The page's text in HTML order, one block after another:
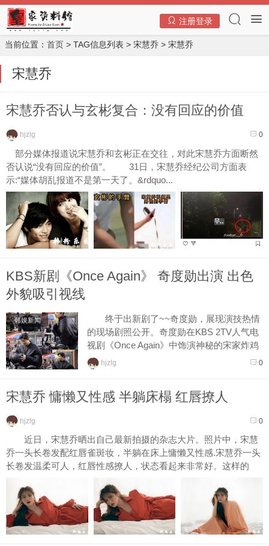
注册登录
当前位置： 首页 > TAG信息列表 > 宋慧乔 > 宋慧乔
宋慧乔
宋慧乔否认与玄彬复合：没有回应的价值
0
hjzlg
部分媒体报道说宋慧乔和玄彬正在交往，对此宋慧乔方面断然
否认说“没有回应的价值”。 31日，宋慧乔经纪公司方面表
示:“媒体胡乱报道不是第一天了。&rdquo...
KBS新剧《Once Again》 奇度勋出演 出色
外貌吸引视线
韩娱新闻
终于出新剧了~~奇度勋，展现演技热情
的现场剧照公开。奇度勋在KBS 2TV人气电
视剧《Once Again》中饰演神秘的宋家炸鸡
店打工仔“朴孝新”(音译)，展现了演技热情... 0
hjzlg
宋慧乔 慵懒又性感 半躺床榻 红唇撩人
0
hjzlg
近日，宋慧乔晒出自己最新拍摄的杂志大片。照片中，宋慧
乔一头长卷发配红唇雀斑妆，半躺在床上慵懒又性感.宋慧乔一头
长卷发温柔可人，红唇性感撩人，状态看起来非常好。这样的